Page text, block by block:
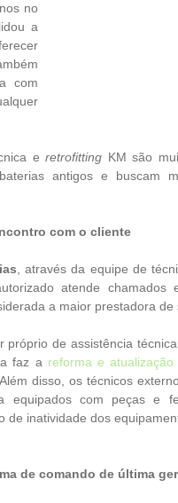
no
a
com
e retrofitting KM são
antigos e buscam
com o cliente
, através da equipe de
atende
a maior prestadora
próprio de assistência
faz a reforma e atualização
disso, os técnicos
equipados com peças e
de inatividade dos
de comando de última